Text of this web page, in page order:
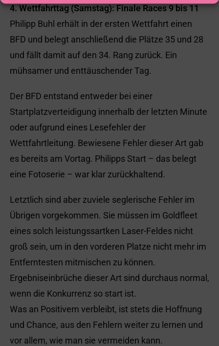
4. Wettfahrttag (Samstag): Finale Races 9 bis 11
Philipp Buhl erhält in der ersten Wettfahrt einen
BFD und belegt anschließend die Plätze 35 und 28
und fällt damit auf den 34. Rang zurück. Ein
mühsamer und enttäuschender Tag.
Der BFD entstand entweder bei einer
Startplatzverteidigung innerhalb der letzten Minute
oder aufgrund eines Lesefehler der
Wettfahrtleitung. Bewiesene Fehler dieser Art gab
es bereits am Vortag. Philipps Start – das belegt
eine Fotoserie – war klar zurückhaltend.
Letztlich sind aber zuviele seglerische Fehler im
Übrigen vorgekommen. Sie müssen im Goldfleet
eines solch leistungssartken Laser-Feldes nicht
groß sein, um in den vorderen Platze nicht mehr im
Entferntesten mitmischen zu können.
Ergebniseinbrüche dieser Art sind durchaus normal,
wenn die Konkurrenz so start ist.
Was an Positivem verbleibt, ist stets die Hoffnung
und Chance, aus den Fehlern weiter zu lernen und
vor allem, wie man sie vermeiden kann.